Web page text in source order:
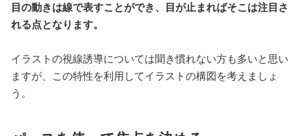
目の動きは線で表すことができ、目が止まればそこは注目さ
れる点となります。
イラストの視線誘導については聞き慣れない方も多いと思い
ますが、この特性を利用してイラストの構図を考えましょ
う。